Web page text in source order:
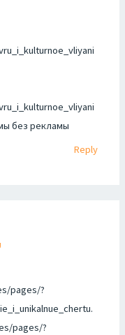
без рекламы
Reply
pages/?
pages/?